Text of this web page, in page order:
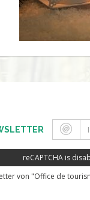
reCAPTCHA is
von "Office de